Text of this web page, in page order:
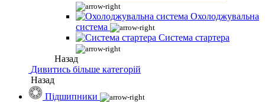
Охолоджувальна
система
Система стартера
Назад
Дивитись більше категорій
Назад
Підшипники